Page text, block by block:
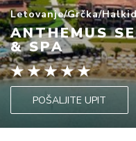
Letovanje/Grčka/
ANTHEMUS
& SPA
POŠALJITE UPIT